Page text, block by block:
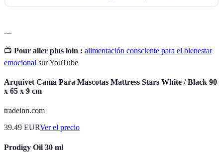
---
📺 Pour aller plus loin : alimentación consciente para el bienestar
emocional sur YouTube
Arquivet Cama Para Mascotas Mattress Stars White / Black 90
x 65 x 9 cm
tradeinn.com
39.49 EURVer el precio
Prodigy Oil 30 ml